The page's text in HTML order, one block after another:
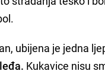
ubijena je jedna
Kukavice nisu